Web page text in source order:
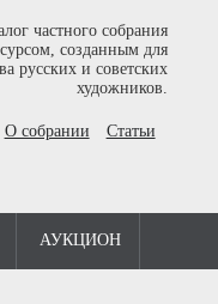
частного собрания
созданным для
русских и советских
художников.
О собрании Статьи
АУКЦИОН